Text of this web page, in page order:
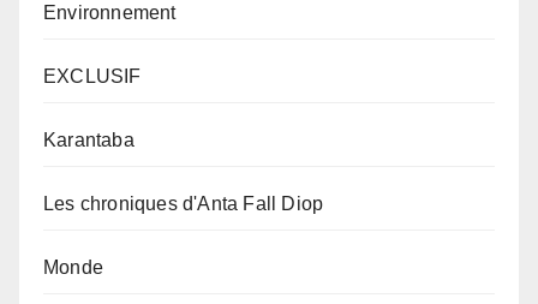
Environnement
EXCLUSIF
Karantaba
Les chroniques d'Anta Fall Diop
Monde